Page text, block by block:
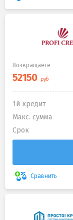
Возвращаете
1й кредит
Макс. сумма
Срок
Сравнить